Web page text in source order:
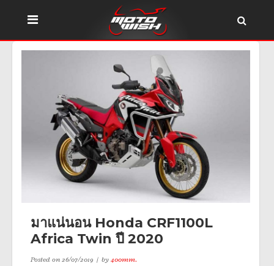
มาแน่นอน Honda CRF1100L
Africa Twin ปี 2020
Posted on26/07/2019 by400mm.